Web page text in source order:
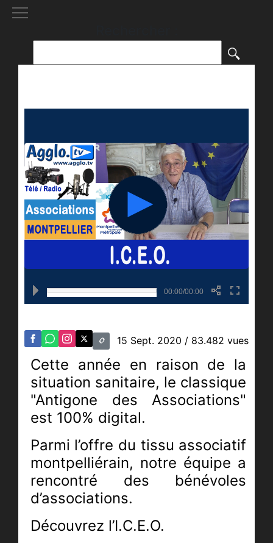
00:00/00:00
15 Sept. 2020 / 83.482 vues
Cette année en raison de la
situation sanitaire, le classique
"Antigone des Associations"
est 100% digital.
Parmi l’offre du tissu associatif
montpelliérain, notre équipe a
rencontré des bénévoles
d’associations.
Découvrez l’I.C.E.O.